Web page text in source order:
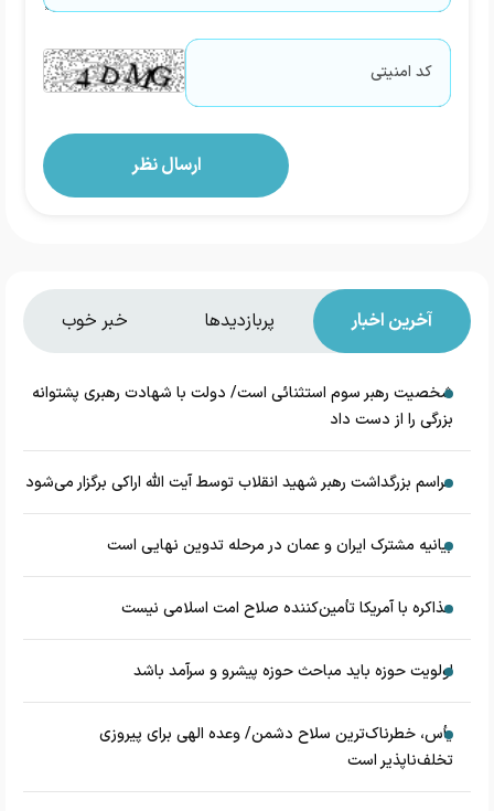
آخرین اخبار پربازدیدها خبر خوب
شخصیت رهبر سوم استثنائی است/ دولت با شهادت رهبری پشتوانه
بزرگی را از دست داد
مراسم بزرگداشت رهبر شهید انقلاب توسط آیت الله اراکی برگزار می‌شود
بیانیه مشترک ایران و عمان در مرحله تدوین نهایی است
مذاکره با آمریکا تأمین‌کننده صلاح امت اسلامی نیست
اولویت حوزه باید مباحث حوزه پیشرو و سرآمد باشد
یأس، خطرناک‌ترین سلاح دشمن/ وعده الهی برای پیروزی
تخلف‌ناپذیر است